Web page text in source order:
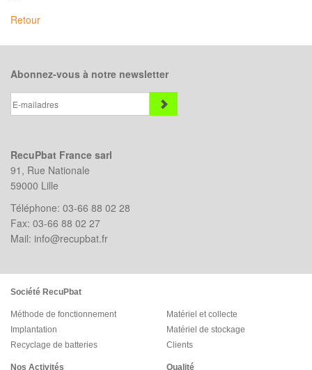
Retour
Abonnez-vous à notre newsletter
RecuPbat France sarl
91, Rue Nationale
59000 Lille
Téléphone: 03-66 88 02 28
Fax: 03-66 88 02 27
Mail: info@recupbat.fr
Société RecuPbat
Méthode de fonctionnement
Implantation
Recyclage de batteries
Matériel et collecte
Matériel de stockage
Clients
Nos Activités Qualité